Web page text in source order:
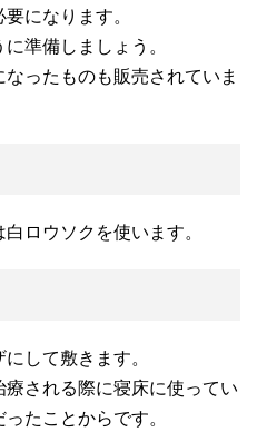
になります。
準備しましょう。
ったものも販売されていま
ロウソクを使います。
して敷きます。
される際に寝床に使ってい
たことからです。